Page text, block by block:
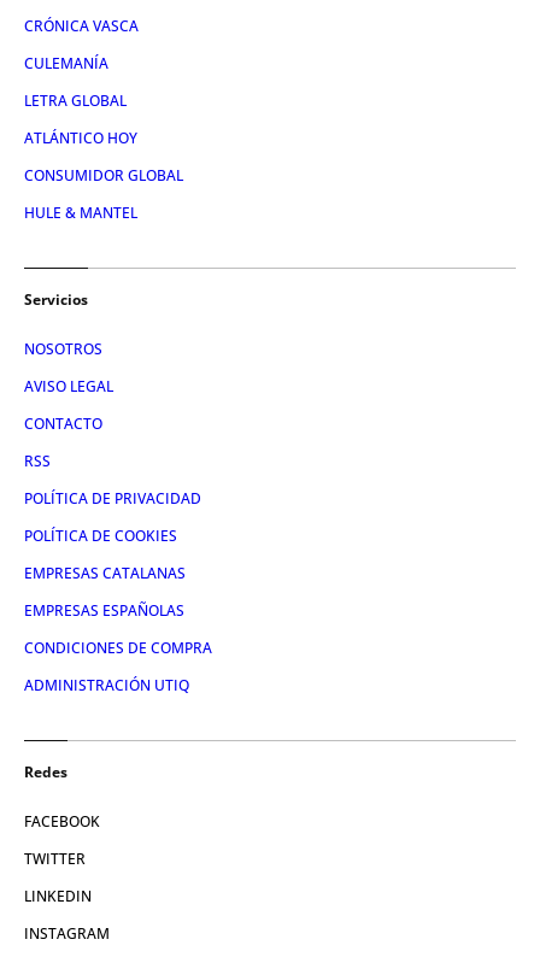
CRÓNICA VASCA
CULEMANÍA
LETRA GLOBAL
ATLÁNTICO HOY
CONSUMIDOR GLOBAL
HULE & MANTEL
Servicios
NOSOTROS
AVISO LEGAL
CONTACTO
RSS
POLÍTICA DE PRIVACIDAD
POLÍTICA DE COOKIES
EMPRESAS CATALANAS
EMPRESAS ESPAÑOLAS
CONDICIONES DE COMPRA
ADMINISTRACIÓN UTIQ
Redes
FACEBOOK
TWITTER
LINKEDIN
INSTAGRAM